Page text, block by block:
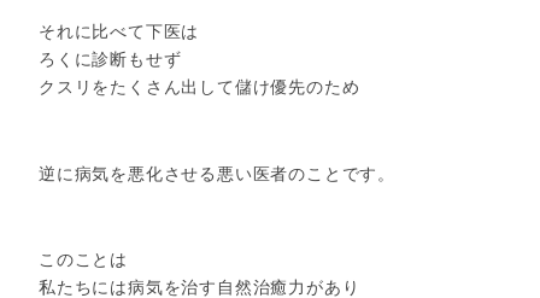
それに比べて下医は
ろくに診断もせず
クスリをたくさん出して儲け優先のため
逆に病気を悪化させる悪い医者のことです。
このことは
私たちには病気を治す自然治癒力があり